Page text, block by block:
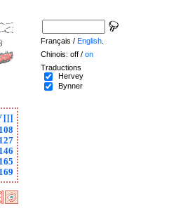
108
127
146
165
169
Français / English
Chinois: off / on
Traductions
Hervey
Bynner